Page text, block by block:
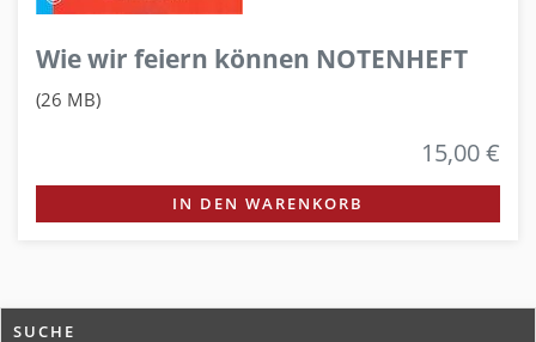
Wie wir feiern können NOTENHEFT
(26 MB)
15,00 €
IN DEN WARENKORB
SUCHE